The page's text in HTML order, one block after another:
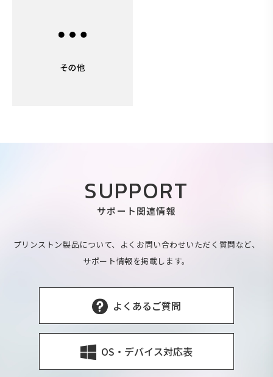
SUPPORT
サポート関連情報
プリンストン製品について、よくお問い合わせいただく質問など、
サポート情報を掲載します。
よくあるご質問
OS・デバイス対応表